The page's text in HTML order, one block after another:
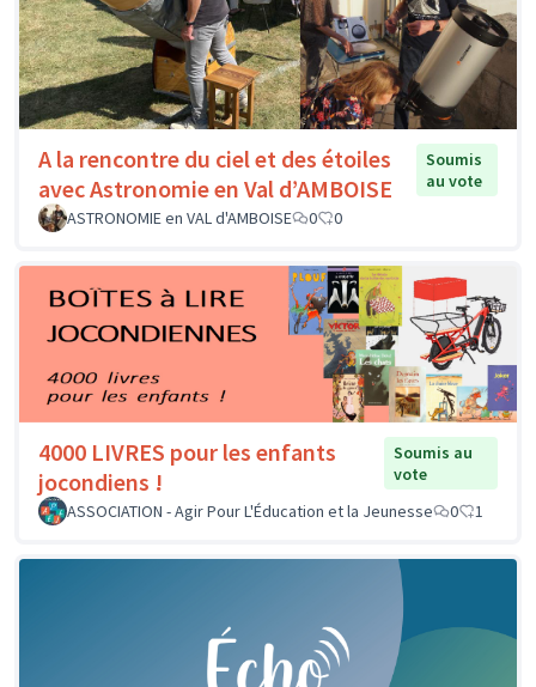
A la rencontre du ciel et des étoiles
avec Astronomie en Val d’AMBOISE
Soumis
au vote
ASTRONOMIE en VAL d'AMBOISE
0 0
4000 LIVRES pour les enfants
jocondiens !
Soumis au
vote
ASSOCIATION - Agir Pour L'Éducation et la Jeunesse
0 1